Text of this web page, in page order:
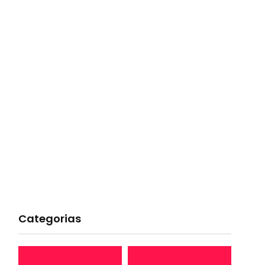
Categorias